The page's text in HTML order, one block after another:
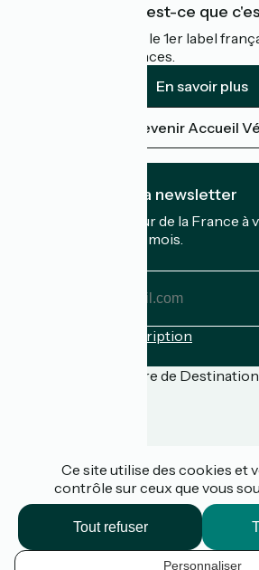
Accueil Vélo qu'est-ce que
Accueil Vélo c'est le 1er label
cyclistes en vacances.
En savoir plus
Devenir Accueil
Je m'abonne à la newsletter
Recevez le meilleur de la France à
boîte mail chaque mois.
Conditions d'inscription
Financé dans le cadre de
Plan du site
Mentions légales
Politique de confidentialité
Contact
Réalisation :
et France Vélo
Ce site utilise des cookies et
contrôle sur ceux que vous
Tout refuser
Personnaliser